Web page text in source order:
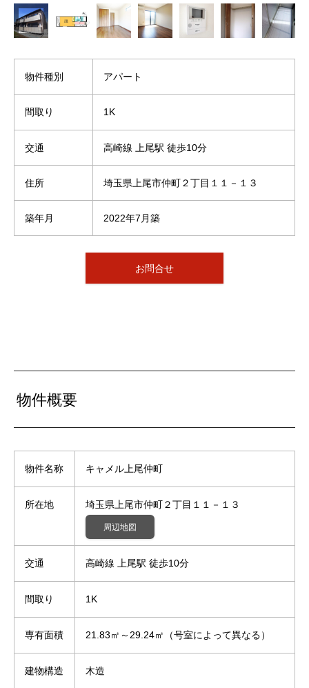
物件種別 アパート
間取り 1K
交通 高崎線 上尾駅 徒歩10分
住所 埼玉県上尾市仲町２丁目１１－１３
築年月 2022年7月築
お問合せ
物件概要
物件名称 キャメル上尾仲町
所在地 埼玉県上尾市仲町２丁目１１－１３
周辺地図
交通 高崎線 上尾駅 徒歩10分
間取り 1K
専有面積 21.83㎡～29.24㎡（号室によって異なる）
建物構造 木造